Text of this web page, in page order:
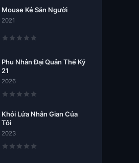
Mouse Kẻ Săn Người
2021
Phu Nhân Đại Quân Thế Kỷ
21
2026
Khói Lửa Nhân Gian Của
Tôi
2023